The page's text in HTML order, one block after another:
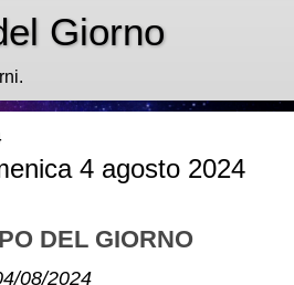
Giorno
4 agosto 2024
DEL GIORNO
08/2024